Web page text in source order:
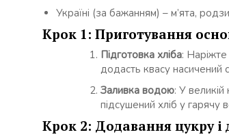
Україні (за бажанням) – м’ята,
Крок 1: Приготування
Підготовка хліба:
додасть квасу насичений
Заливка водою: У
підсушений хліб у гарячу
Крок 2: Додавання цукру і